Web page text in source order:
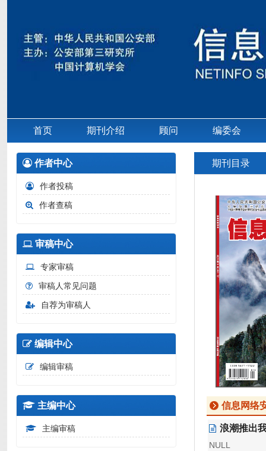
首页 期刊介绍 顾问 编委会
期刊目录
信息网络
浪潮推出
NULL
作者中心
作者投稿
作者查稿
审稿中心
专家审稿
审稿人常见问题
自荐为审稿人
编辑中心
编辑审稿
主编中心
主编审稿